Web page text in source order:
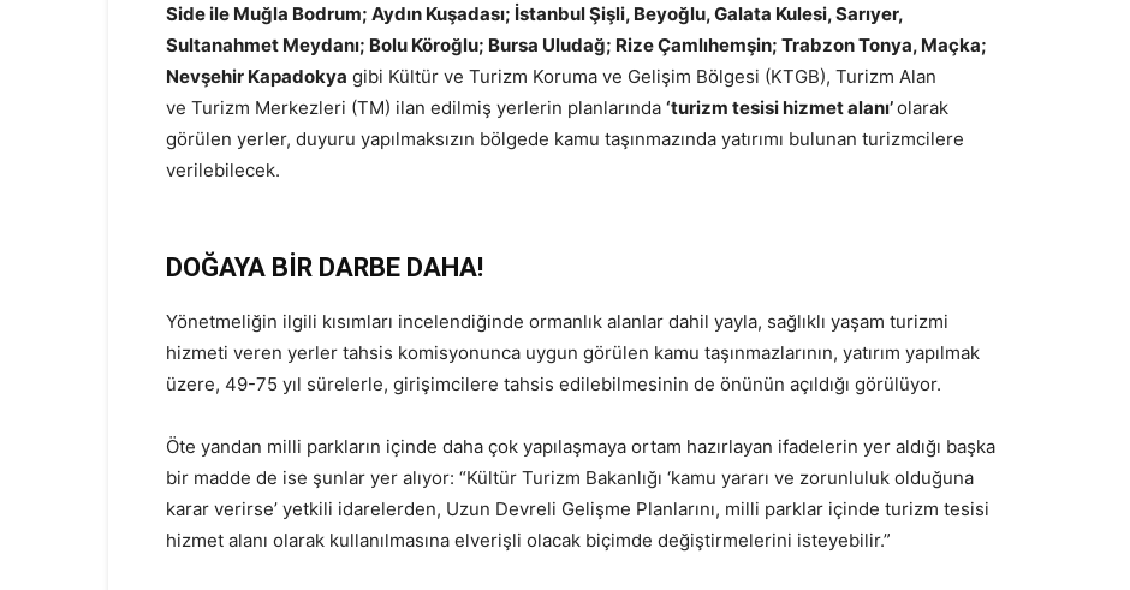
Side ile Muğla Bodrum; Aydın Kuşadası; İstanbul Şişli, Beyoğlu, Galata Kulesi, Sarıyer,
Sultanahmet Meydanı; Bolu Köroğlu; Bursa Uludağ; Rize Çamlıhemşin; Trabzon Tonya, Maçka;
Nevşehir Kapadokya gibi Kültür ve Turizm Koruma ve Gelişim Bölgesi (KTGB), Turizm Alan
ve Turizm Merkezleri (TM) ilan edilmiş yerlerin planlarında ‘turizm tesisi hizmet alanı’olarak
görülen yerler, duyuru yapılmaksızın bölgede kamu taşınmazında yatırımı bulunan turizmcilere
verilebilecek.
DOĞAYA BİR DARBE DAHA!
Yönetmeliğin ilgili kısımları incelendiğinde ormanlık alanlar dahil yayla, sağlıklı yaşam turizmi
hizmeti veren yerler tahsis komisyonunca uygun görülen kamu taşınmazlarının, yatırım yapılmak
üzere, 49-75 yıl sürelerle, girişimcilere tahsis edilebilmesinin de önünün açıldığı görülüyor.
Öte yandan milli parkların içinde daha çok yapılaşmaya ortam hazırlayan ifadelerin yer aldığı başka
bir madde de ise şunlar yer alıyor: “Kültür Turizm Bakanlığı ‘kamu yararı ve zorunluluk olduğuna
karar verirse’ yetkili idarelerden, Uzun Devreli Gelişme Planlarını, milli parklar içinde turizm tesisi
hizmet alanı olarak kullanılmasına elverişli olacak biçimde değiştirmelerini isteyebilir.”